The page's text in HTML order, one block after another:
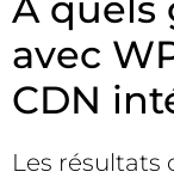
avec
CDN
Les résultats